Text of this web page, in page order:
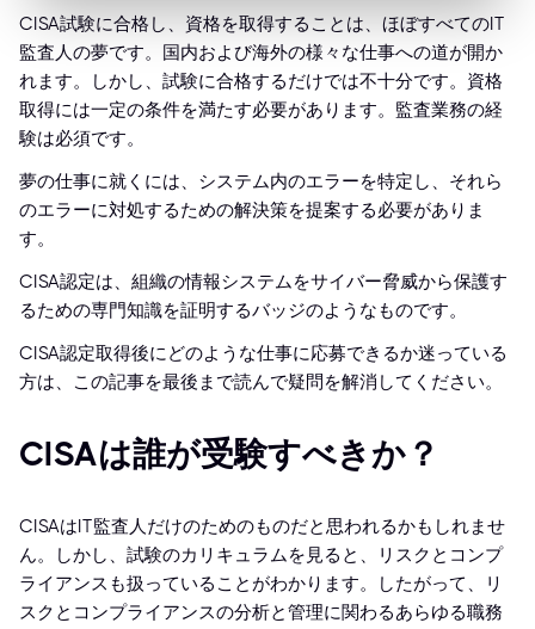
CISA試験に合格し、資格を取得することは、ほぼすべてのIT
監査人の夢です。国内および海外の様々な仕事への道が開か
れます。しかし、試験に合格するだけでは不十分です。資格
取得には一定の条件を満たす必要があります。監査業務の経
験は必須です。
夢の仕事に就くには、システム内のエラーを特定し、それら
のエラーに対処するための解決策を提案する必要がありま
す。
CISA認定は、組織の情報システムをサイバー脅威から保護す
るための専門知識を証明するバッジのようなものです。
CISA認定取得後にどのような仕事に応募できるか迷っている
方は、この記事を最後まで読んで疑問を解消してください。
CISAは誰が受験すべきか？
CISAはIT監査人だけのためのものだと思われるかもしれませ
ん。しかし、試験のカリキュラムを見ると、リスクとコンプ
ライアンスも扱っていることがわかります。したがって、リ
スクとコンプライアンスの分析と管理に関わるあらゆる職務